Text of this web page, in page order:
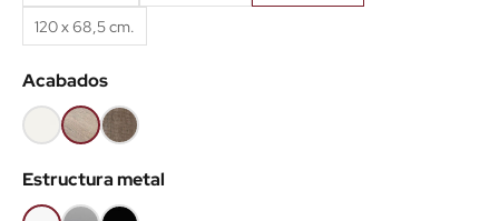
120 x 68,5 cm.
Acabados
BlancoOlmo
claro
Nebraska
Estructura metal